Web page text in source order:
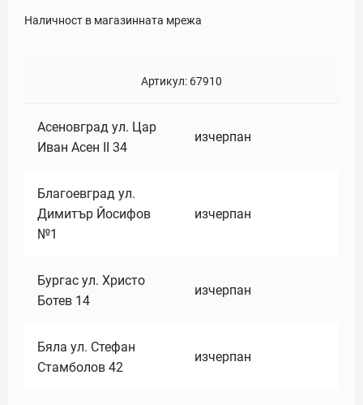
Наличност в магазинната мрежа
Артикул: 67910
Асеновград ул. Цар
Иван Асен II 34
изчерпан
Благоевград ул.
Димитър Йосифов
№1
изчерпан
Бургас ул. Христо
Ботев 14
изчерпан
Бяла ул. Стефан
Стамболов 42
изчерпан